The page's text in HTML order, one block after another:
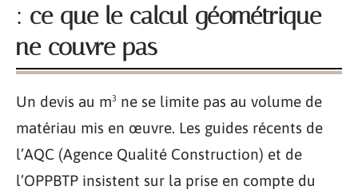
: ce que le calcul géométrique
ne couvre pas
Un devis au m³ ne se limite pas au volume de
matériau mis en œuvre. Les guides récents de
l’AQC (Agence Qualité Construction) et de
l’OPPBTP insistent sur la prise en compte du